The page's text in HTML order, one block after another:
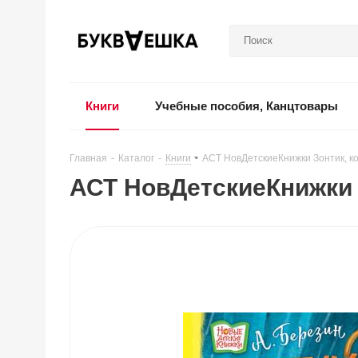
Книги Учебные пособия, Канцтовары
Главная - Каталог - Книги - АСТ НовДетскиеКнижки Зонтик,
АСТ